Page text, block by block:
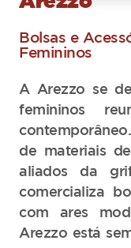
Bolsas e
Femininos
A Arezzo se
femininos
de materiais
aliados da
comercializa
com ares
Arezzo está